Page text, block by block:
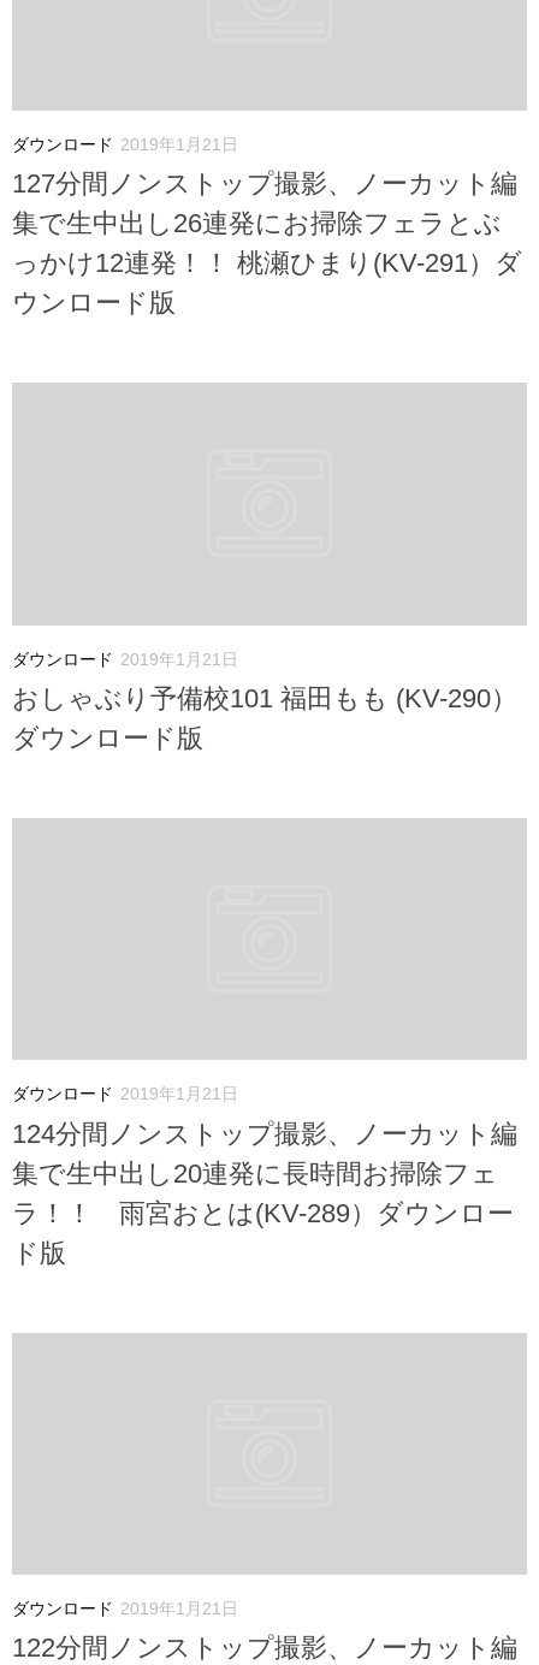
ダウンロード 2019年1月21日
127分間ノンストップ撮影、ノーカット編
集で生中出し26連発にお掃除フェラとぶ
っかけ12連発！！ 桃瀬ひまり(KV-291）ダ
ウンロード版
ダウンロード 2019年1月21日
おしゃぶり予備校101 福田もも (KV-290）
ダウンロード版
ダウンロード 2019年1月21日
124分間ノンストップ撮影、ノーカット編
集で生中出し20連発に長時間お掃除フェ
ラ！！ 雨宮おとは(KV-289）ダウンロー
ド版
ダウンロード 2019年1月21日
122分間ノンストップ撮影、ノーカット編